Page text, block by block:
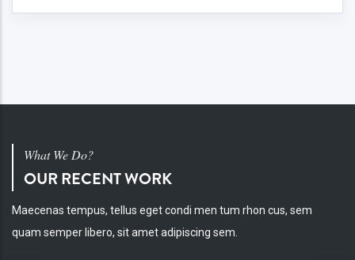
What We Do?
OUR RECENT WORK
Maecenas tempus, tellus eget condi men tum rhon cus, sem
quam semper libero, sit amet adipiscing sem.